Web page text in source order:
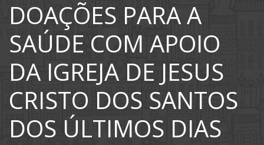
DOAÇÕES PARA A
SAÚDE COM APOIO
DA IGREJA DE JESUS
CRISTO DOS SANTOS
DOS ÚLTIMOS DIAS